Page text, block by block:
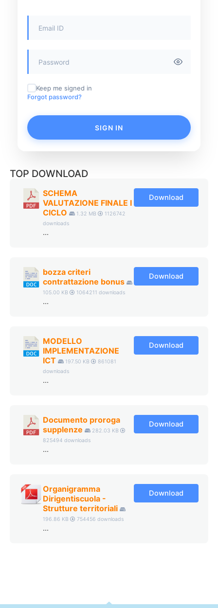
Keep me signed in
Forgot password?
SIGN IN
TOP DOWNLOAD
SCHEMA
VALUTAZIONE FINALE I
CICLO
1.32 MB
1126742
downloads
...
Download
bozza criteri
contrattazione bonus
105.00 KB 1064211 downloads
...
Download
MODELLO
IMPLEMENTAZIONE
ICT
197.50 KB
861081
downloads
...
Download
Documento proroga
supplenze
282.03 KB
825494 downloads
...
Download
Organigramma
Dirigentiscuola -
Strutture territoriali
196.86 KB 754456 downloads
...
Download